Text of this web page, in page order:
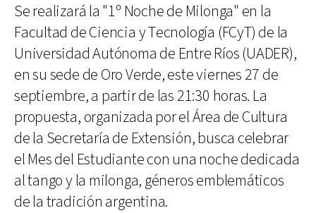
Se realizará la "1º Noche de Milonga" en la
Facultad de Ciencia y Tecnología (FCyT) de la
Universidad Autónoma de Entre Ríos (UADER),
en su sede de Oro Verde, este viernes 27 de
septiembre, a partir de las 21:30 horas. La
propuesta, organizada por el Área de Cultura
de la Secretaría de Extensión, busca celebrar
el Mes del Estudiante con una noche dedicada
al tango y la milonga, géneros emblemáticos
de la tradición argentina.